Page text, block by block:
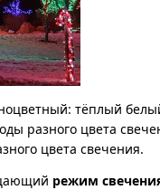
тёплый
разного цвета
цвета свечения.
режим